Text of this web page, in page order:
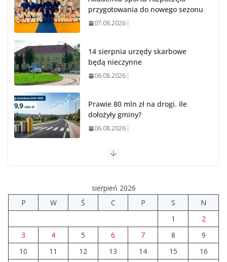
przygotowania do nowego sezonu
07.08.2026
14 sierpnia urzędy skarbowe
będą nieczynne
06.08.2026
Prawie 80 mln zł na drogi. Ile
dołożyły gminy?
06.08.2026
Szkoła we Władysławowie
Prawie 20 tys. zł dla dyrektora
szpitala. Podwyżka mimo
finansowych problemów
04.08.2026
sierpień 2026
P
W Ś C P S
N
1
2
3
4 5 6 7 8
9
10
11 12 13 14 15
16